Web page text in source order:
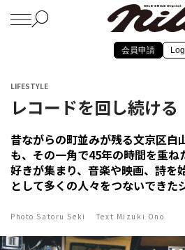
会員申請
LIFESTYLE
レコードを回し続ける
昔ながらの町並みが残る文京区白
も、その一角で45年の時間を重ね
好きが集まり、音楽や映画、詩を
として多くの人々をつないできた
Photo Satoru Seki Text Mizuki Ono